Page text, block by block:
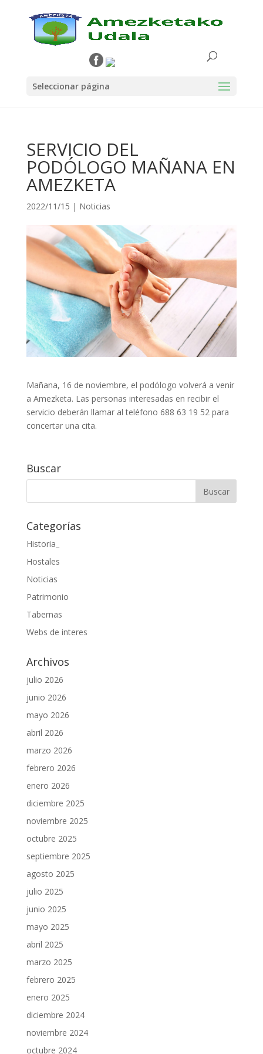
Seleccionar página
SERVICIO DEL
PODÓLOGO MAÑANA EN
AMEZKETA
2022/11/15 | Noticias
Mañana, 16 de noviembre, el podólogo volverá a venir
a Amezketa. Las personas interesadas en recibir el
servicio deberán llamar al teléfono 688 63 19 52 para
concertar una cita.
Buscar
Categorías
Historia_
Hostales
Noticias
Patrimonio
Tabernas
Webs de interes
Archivos
julio 2026
junio 2026
mayo 2026
abril 2026
marzo 2026
febrero 2026
enero 2026
diciembre 2025
noviembre 2025
octubre 2025
septiembre 2025
agosto 2025
julio 2025
junio 2025
mayo 2025
abril 2025
marzo 2025
febrero 2025
enero 2025
diciembre 2024
noviembre 2024
octubre 2024